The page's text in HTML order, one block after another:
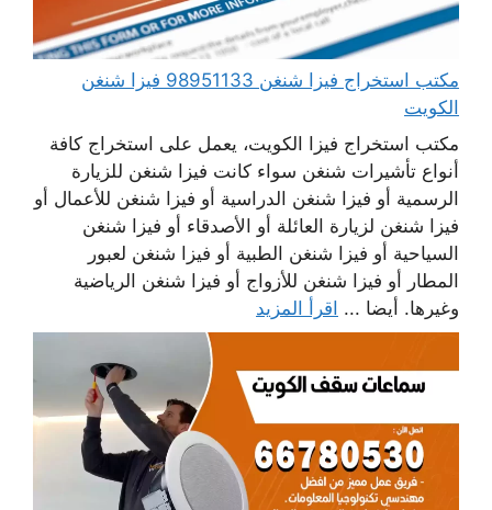
مكتب استخراج فيزا شنغن 98951133 فيزا شنغن
الكويت
مكتب استخراج فيزا الكويت، يعمل على استخراج كافة
أنواع تأشيرات شنغن سواء كانت فيزا شنغن للزيارة
الرسمية أو فيزا شنغن الدراسية أو فيزا شنغن للأعمال أو
فيزا شنغن لزيارة العائلة أو الأصدقاء أو فيزا شنغن
السياحية أو فيزا شنغن الطبية أو فيزا شنغن لعبور
المطار أو فيزا شنغن للأزواج أو فيزا شنغن الرياضية
وغيرها. أيضا ... اقرأ المزيد